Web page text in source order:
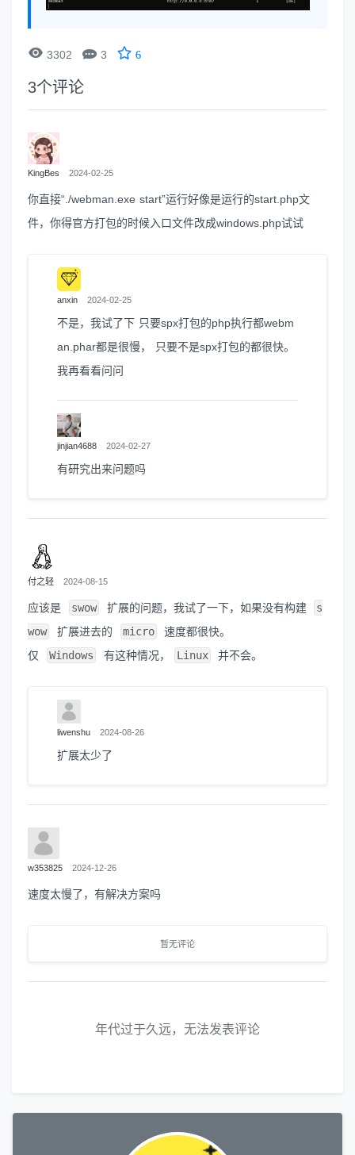
 3302  3 6
3个评论
KingBes 2024-02-25
你直接“./webman.exe start”运行好像是运行的start.php文
件，你得官方打包的时候入口文件改成windows.php试试
anxin 2024-02-25
不是，我试了下 只要spx打包的php执行都webm
an.phar都是很慢， 只要不是spx打包的都很快。
我再看看问问
jinjian4688 2024-02-27
有研究出来问题吗
付之轻 2024-08-15
应该是 swow 扩展的问题，我试了一下，如果没有构建
s
wow
扩展进去的 micro
速度都很快。
仅
Windows 有这种情况， Linux 并不会。
liwenshu 2024-08-26
扩展太少了
w353825 2024-12-26
速度太慢了，有解决方案吗
暂无评论
年代过于久远，无法发表评论